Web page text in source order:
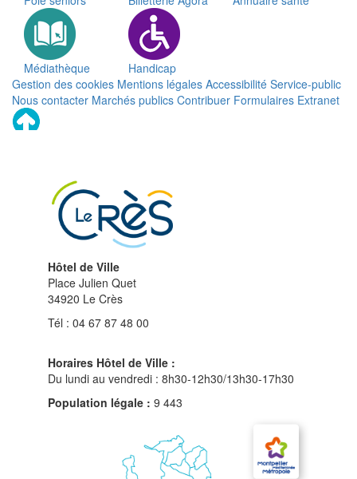
Médiathèque
Handicap
Gestion des cookies Mentions légales Accessibilité Service-public
Nous contacter Marchés publics Contribuer Formulaires Extranet
Remonter
Hôtel de Ville
Place Julien Quet
34920 Le Crès
Tél : 04 67 87 48 00
Horaires Hôtel de Ville :
Du lundi au vendredi : 8h30-12h30/13h30-17h30
Population légale : 9 443